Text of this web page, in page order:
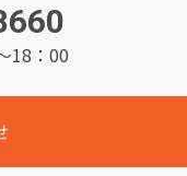
18：00